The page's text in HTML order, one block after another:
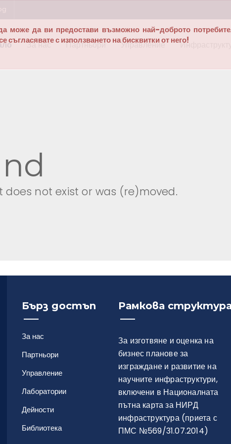
може да ви предостави възможно най-доброто
с използването на бисквитки от него!
За нас Партньори Управление
not exist or was (re)moved.
Бърз достъп
За нас
Партньори
Управление
Лаборатории
Дейности
Библиотека
Рамкова
За изготвяне и оценка на
бизнес планове за
изграждане и развитие на
научните инфраструктури,
включени в Националната
пътна карта за НИРД
инфраструктура (приета с
ПМС №569/31.07.2014)